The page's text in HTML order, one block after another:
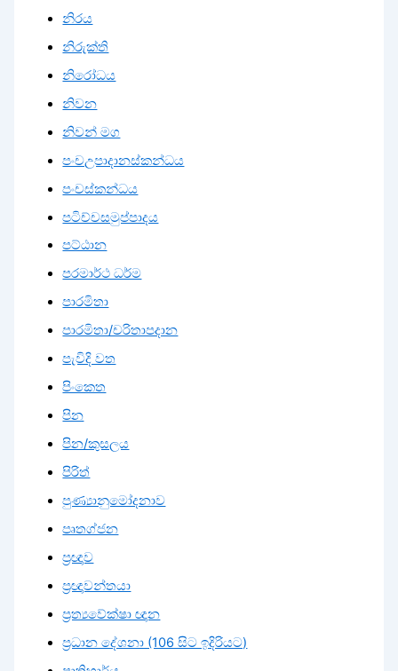
නිරය
නිරුක්ති
නිරෝධය
නිවන
නිවන් මග
පංචඋපාදානස්කන්ධය
පංචස්කන්ධය
පටිච්චසමුප්පාදය
පට්ඨාන
පරමාර්ථ ධර්ම
පාරමිතා
පාරමිතා/චරිතාපදාන
පැවිදි වත
පිංකෙත
පින
පින/කුසලය
පිරිත්
පුණ්‍යානුමෝදනාව
පෘතග්ජන
ප්‍රඥාව
ප්‍රඥාවන්තයා
ප්‍රත්‍යවේක්ෂා ඥාන
ප්‍රධාන දේශනා (106 සිට ඉදිරියට)